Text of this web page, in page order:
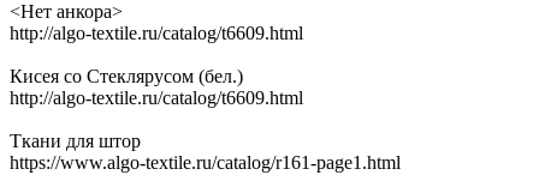
<Нет анкора>
http://algo-textile.ru/catalog/t6609.html
Кисея со Стеклярусом (бел.)
http://algo-textile.ru/catalog/t6609.html
Ткани для штор
https://www.algo-textile.ru/catalog/r161-page1.html